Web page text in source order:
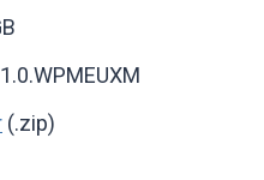
(.zip)